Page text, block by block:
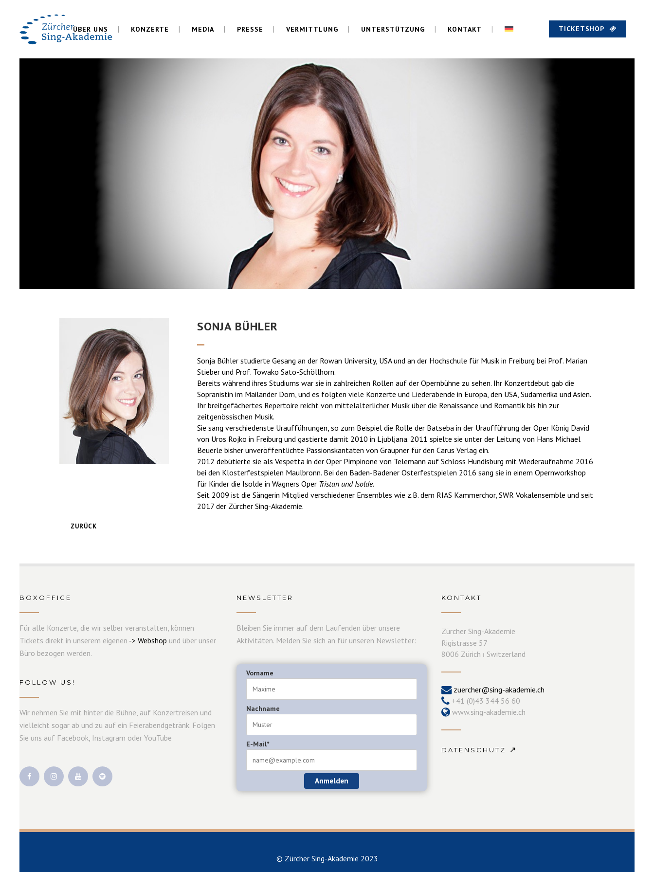
TICKETSHOP
ÜBER UNS KONZERTE MEDIA PRESSE VERMITTLUNG UNTERSTÜTZUNG KONTAKT
SONJA BÜHLER
Sonja Bühler studierte Gesang an der Rowan University, USA und an der Hochschule für Musik in Freiburg bei Prof. Marian
Stieber und Prof. Towako Sato-Schöllhorn.
Bereits während ihres Studiums war sie in zahlreichen Rollen auf der Opernbühne zu sehen. Ihr Konzertdebut gab die
Sopranistin im Mailänder Dom, und es folgten viele Konzerte und Liederabende in Europa, den USA, Südamerika und Asien.
Ihr breitgefächertes Repertoire reicht von mittelalterlicher Musik über die Renaissance und Romantik bis hin zur
zeitgenössischen Musik.
Sie sang verschiedenste Uraufführungen, so zum Beispiel die Rolle der Batseba in der Uraufführung der Oper König David
von Uros Rojko in Freiburg und gastierte damit 2010 in Ljubljana. 2011 spielte sie unter der Leitung von Hans Michael
Beuerle bisher unveröffentlichte Passionskantaten von Graupner für den Carus Verlag ein.
2012 debütierte sie als Vespetta in der Oper Pimpinone von Telemann auf Schloss Hundisburg mit Wiederaufnahme 2016
bei den Klosterfestspielen Maulbronn. Bei den Baden-Badener Osterfestspielen 2016 sang sie in einem Opernworkshop
für Kinder die Isolde in Wagners Oper Tristan und Isolde.
Seit 2009 ist die Sängerin Mitglied verschiedener Ensembles wie z.B. dem RIAS Kammerchor, SWR Vokalensemble und seit
2017 der Zürcher Sing-Akademie.
ZURÜCK
BOXOFFICE
Für alle Konzerte, die wir selber veranstalten, können
Tickets direkt in unserem eigenen ->Webshop und über unser
Büro bezogen werden.
FOLLOW US!
Wir nehmen Sie mit hinter die Bühne, auf Konzertreisen und
vielleicht sogar ab und zu auf ein Feierabendgetränk. Folgen
Sie uns auf Facebook, Instagram oder YouTube
NEWSLETTER
Bleiben Sie immer auf dem Laufenden über unsere
Aktivitäten. Melden Sie sich an für unseren Newsletter:
Vorname
Nachname
E-Mail*
Anmelden
KONTAKT
Zürcher Sing-Akademie
Rigistrasse 57
8006 Zürich ⏐ Switzerland
zuercher@sing-akademie.ch
+41 (0)43 344 56 60
www.sing-akademie.ch
DATENSCHUTZ ↗
© Zürcher Sing-Akademie 2023